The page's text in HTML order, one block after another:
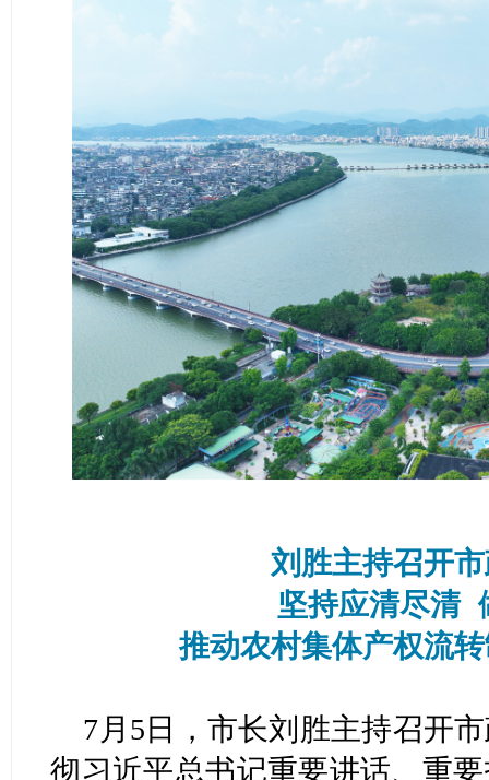
刘胜主持召开
坚持应清尽清
推动农村集体产权流
7月5日，市长刘胜主持召开
彻习近平总书记重要讲话、重